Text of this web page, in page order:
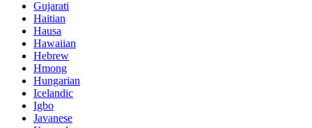
Gujarati
Haitian
Hausa
Hawaiian
Hebrew
Hmong
Hungarian
Icelandic
Igbo
Javanese